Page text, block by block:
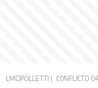
LMCIPOLLETTI CONFLICTO